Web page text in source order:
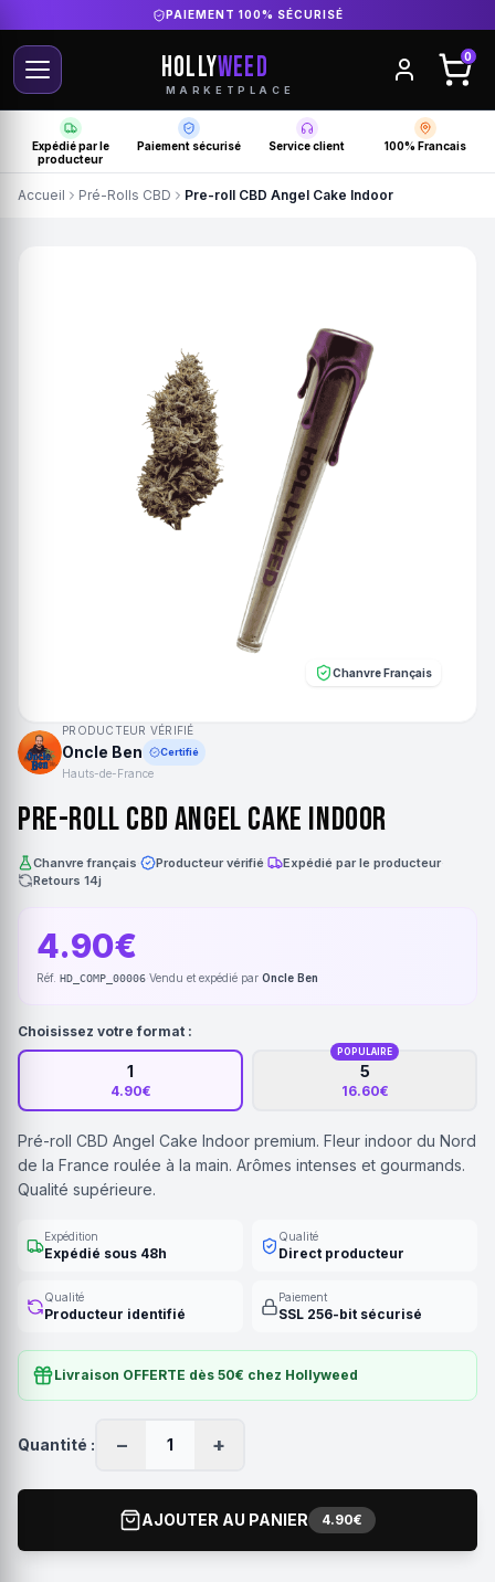
DIRECT PRODUCTEUR FRANÇAIS
HOLLYWEED
MARKETPLACE
0
Expédié par le
producteur
Paiement sécurisé Service client 100% Francais
Accueil Pré-Rolls CBD Pre-roll CBD Angel Cake Indoor
Chanvre Français
PRODUCTEUR VÉRIFIÉ
Oncle Ben Certifié
Hauts-de-France
Pre-roll CBD Angel Cake Indoor
Chanvre français Producteur vérifié Expédié par le producteur·
Retours 14j
4.90€
Réf. HD_COMP_00006 Vendu et expédié par Oncle Ben
Choisissez votre format :
1
4.90€
POPULAIRE
5
16.60€
Pré-roll CBD Angel Cake Indoor premium. Fleur indoor du Nord
de la France roulée à la main. Arômes intenses et gourmands.
Qualité supérieure.
Expédition
Expédié sous 48h
Qualité
Direct producteur
Qualité
Producteur identifié
Paiement
SSL 256-bit sécurisé
Livraison OFFERTE dès 50€ chez Hollyweed
Quantité : − 1 +
AJOUTER AU PANIER 4.90€